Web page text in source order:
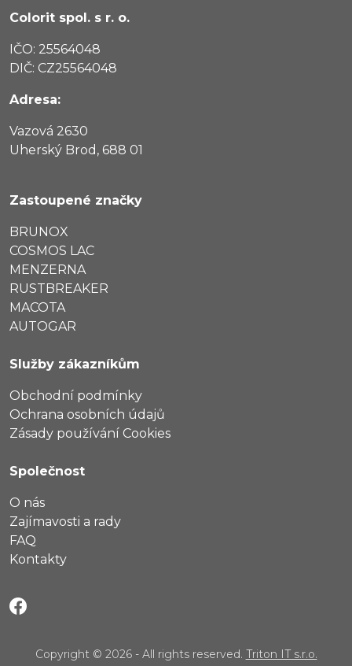
Colorit spol. s r. o.
IČO: 25564048
DIČ: CZ25564048
Adresa:
Vazová 2630
Uherský Brod, 688 01
Zastoupené značky
BRUNOX
COSMOS LAC
MENZERNA
RUSTBREAKER
MACOTA
AUTOGAR
Služby zákazníkům
Obchodní podmínky
Ochrana osobních údajů
Zásady používání Cookies
Společnost
O nás
Zajímavosti a rady
FAQ
Kontakty
Copyright © 2026 - All rights reserved. Triton IT s.r.o.